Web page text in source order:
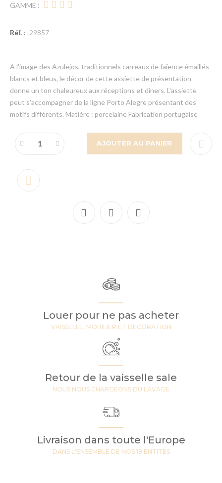
GAMME :
Réf. : 29857
A l'image des Azulejos, traditionnels carreaux de faïence émaillés
blancs et bleus, le décor de cette assiette de présentation
donne un ton chaleureux aux réceptions et dîners. L'assiette
peut s'accompagner de la ligne Porto Alegre présentant des
motifs différents. Matière : porcelaine Fabrication portugaise
AJOUTER AU PANIER
Louer pour ne pas acheter
VAISSELLE, MOBILIER ET DECORATION
Retour de la vaisselle sale
NOUS NOUS CHARGEONS DU LAVAGE
Livraison dans toute l'Europe
DANS L'ENSEMBLE DE NOS 19 ENTITES